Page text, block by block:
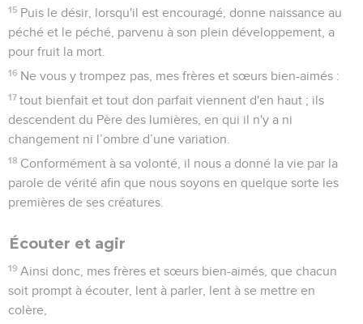
15 Puis le désir, lorsqu'il est encouragé, donne naissance au
péché et le péché, parvenu à son plein développement, a
pour fruit la mort.
16 Ne vous y trompez pas, mes frères et sœurs bien-aimés :
17 tout bienfait et tout don parfait viennent d'en haut ; ils
descendent du Père des lumières, en qui il n'y a ni
changement ni l’ombre d’une variation.
18 Conformément à sa volonté, il nous a donné la vie par la
parole de vérité afin que nous soyons en quelque sorte les
premières de ses créatures.
Écouter et agir
19 Ainsi donc, mes frères et sœurs bien-aimés, que chacun
soit prompt à écouter, lent à parler, lent à se mettre en
colère,